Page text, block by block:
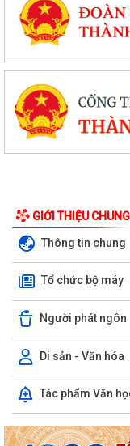
GIỚI THIỆU CHUNG
Thông tin chung
Tổ chức bộ máy
Người phát ngôn
Di sản - Văn hóa
Tác phẩm Văn
Quyết định phê duyệt
đầu tư xây dựng xã Hùng
XÃ HÙNG THẮNG TỔ
Hải Phòng giảm thời
hành chính
XÃ HÙNG THẮNG